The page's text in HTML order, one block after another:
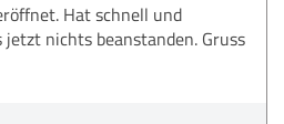
Hat schnell und
jetzt nichts beanstanden. Gruss